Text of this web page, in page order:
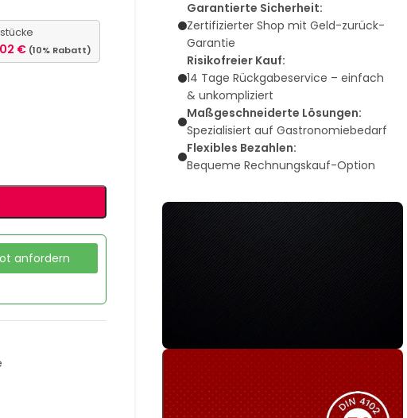
€ (10% Rabatt)
anfordern
Garantierte Sicherheit:
Zertifizierter Shop mit Geld-zurück-
Garantie
Risikofreier Kauf:
14 Tage Rückgabeservice – einfach
& unkompliziert
Maßgeschneiderte Lösungen:
Spezialisiert auf Gastronomiebedarf
Flexibles Bezahlen:
Bequeme Rechnungskauf-Option
Sie haben nicht das passende
Produkt gefunden?
Wir helfen Ihnen gerne weiter!